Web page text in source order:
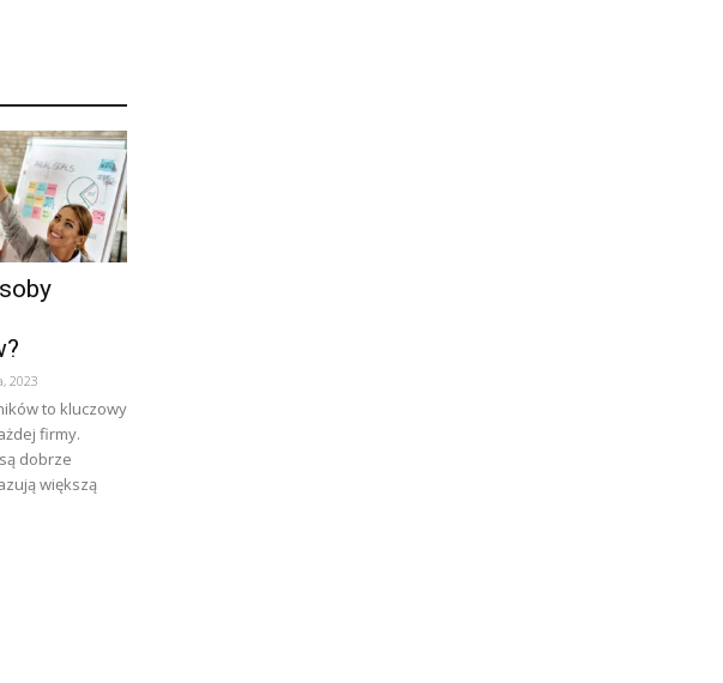
2023
to kluczowy
firmy.
dobrze
większą